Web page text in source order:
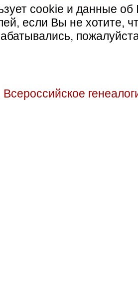
cookie и данные об
если Вы не хотите,
Всероссийское